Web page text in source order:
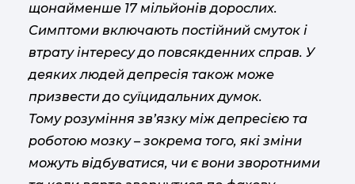
щонайменше 17 мільйонів дорослих.
Симптоми включають постійний смуток і
втрату інтересу до повсякденних справ. У
деяких людей депресія також може
призвести до суїцидальних думок.
Тому розуміння зв’язку між депресією та
роботою мозку – зокрема того, які зміни
можуть відбуватися, чи є вони зворотними